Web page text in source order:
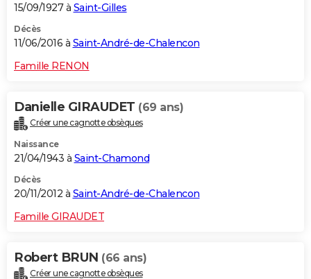
15/09/1927 à Saint-Gilles
Décès
11/06/2016 à Saint-André-de-Chalencon
Famille RENON
Danielle GIRAUDET (69 ans)
Créer une cagnotte obsèques
Naissance
21/04/1943 à Saint-Chamond
Décès
20/11/2012 à Saint-André-de-Chalencon
Famille GIRAUDET
Robert BRUN (66 ans)
Créer une cagnotte obsèques